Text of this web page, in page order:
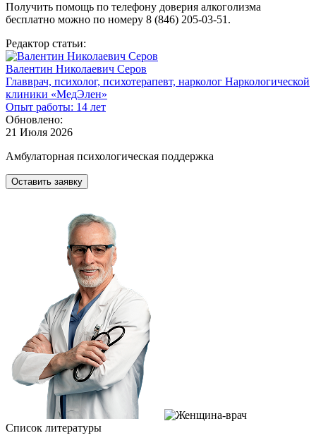
Получить помощь по телефону доверия алкоголизма
бесплатно можно по номеру 8 (846) 205-03-51.
Редактор статьи:
Валентин Николаевич Серов
Главврач, психолог, психотерапевт, нарколог Наркологической
клиники «МедЭлен»
Опыт работы: 14 лет
Обновлено:
21 Июля 2026
Амбулаторная психологическая поддержка
Оставить заявку
Список литературы